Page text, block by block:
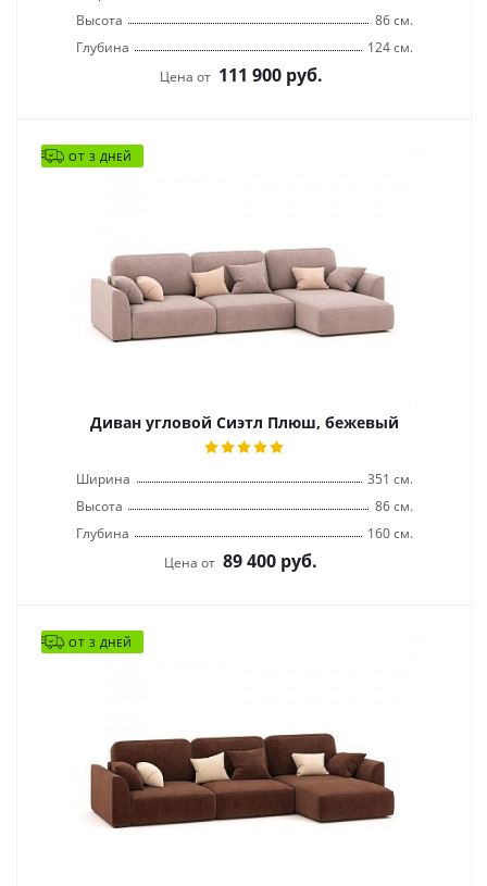
Высота
86 см.
Глубина
124 см.
Цена от 111 900руб.
ОТ 3 ДНЕЙ
Диван угловой Сиэтл Плюш, бежевый
Ширина
351 см.
Высота
86 см.
Глубина
160 см.
Цена от 89 400 руб.
ОТ 3 ДНЕЙ